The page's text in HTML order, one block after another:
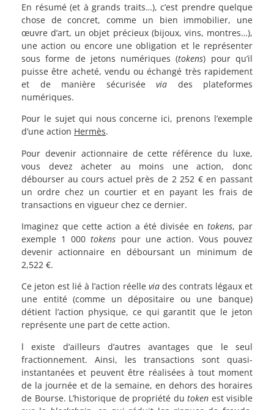
En résumé (et à grands traits…), c’est prendre quelque
chose de concret, comme un bien immobilier, une
œuvre d’art, un objet précieux (bijoux, vins, montres…),
une action ou encore une obligation et le représenter
sous forme de jetons numériques (tokens) pour qu’il
puisse être acheté, vendu ou échangé très rapidement
et de manière sécurisée via des plateformes
numériques.
Pour le sujet qui nous concerne ici, prenons l’exemple
d’une action Hermès.
Pour devenir actionnaire de cette référence du luxe,
vous devez acheter au moins une action, donc
débourser au cours actuel près de 2 252 € en passant
un ordre chez un courtier et en payant les frais de
transactions en vigueur chez ce dernier.
Imaginez que cette action a été divisée en tokens, par
exemple 1 000tokens pour une action. Vous pouvez
devenir actionnaire en déboursant un minimum de
2,522 €.
Ce jeton est lié à l’action réelle via des contrats légaux et
une entité (comme un dépositaire ou une banque)
détient l’action physique, ce qui garantit que le jeton
représente une part de cette action.
l existe d’ailleurs d’autres avantages que le seul
fractionnement. Ainsi, les transactions sont quasi-
instantanées et peuvent être réalisées à tout moment
de la journée et de la semaine, en dehors des horaires
de Bourse. L’historique de propriété du token est visible